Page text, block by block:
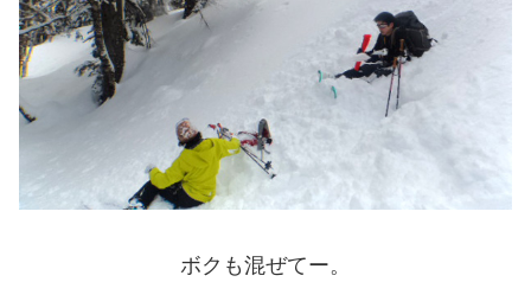
ボクも混ぜてー。